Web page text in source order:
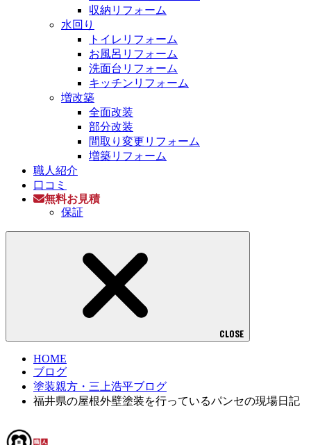
収納リフォーム
水回り
トイレリフォーム
お風呂リフォーム
洗面台リフォーム
キッチンリフォーム
増改築
全面改装
部分改装
間取り変更リフォーム
増築リフォーム
職人紹介
口コミ
無料お見積
保証
CLOSE
HOME
ブログ
塗装親方・三上浩平ブログ
福井県の屋根外壁塗装を行っているパンセの現場日記